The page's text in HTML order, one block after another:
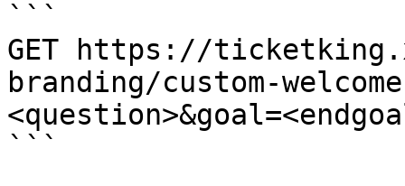
```
GET https://
branding/custom-
```